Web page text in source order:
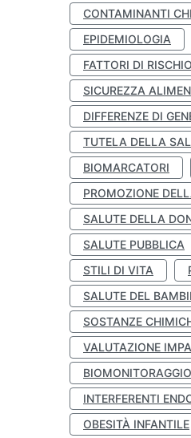
CONTAMINANTI
EPIDEMIOLOGIA
FATTORI DI RISCHIO
SICUREZZA
DIFFERENZE DI
TUTELA DELLA
BIOMARCATORI
PROMOZIONE
SALUTE DELLA
SALUTE PUBBLICA
STILI DI VITA
SALUTE DEL
SOSTANZE
VALUTAZIONE
BIOMONITORAGGIO
INTERFERENTI
OBESITÀ INFANTILE